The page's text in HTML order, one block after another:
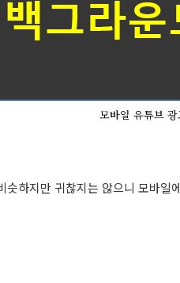
모바일 유튜브 광
슷하지만 귀찮지는 않으니 모바일